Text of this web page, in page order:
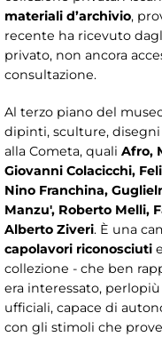
materiali d’archivio,
recente ha ricevuto
privato, non ancora
consultazione.
Al terzo piano del
dipinti, sculture,
alla Cometa, quali Afro,
Giovanni Colacicchi,
Nino Franchina,
Manzu', Roberto Melli,
Alberto Ziveri. È una
capolavori riconosciuti e
collezione - che ben
era interessato,
ufficiali, capace di
con gli stimoli che